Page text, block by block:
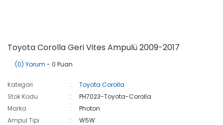
Toyota Corolla Geri Vites Ampulü 2009-2017
(0) Yorum - 0 Puan
Kategori
Toyota Corolla
Stok Kodu
PH7023-Toyota-Corolla
Marka
Photon
Ampul Tipi
W5W